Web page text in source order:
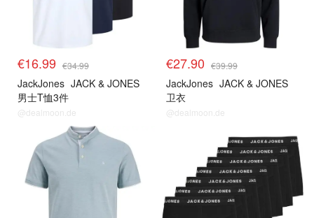
€16.99 €34.99
JackJones JACK & JONES
男士T恤3件
@dealmoon.de
€27.90 €39.99
JackJones JACK & JONES
卫衣
@dealmoon.de